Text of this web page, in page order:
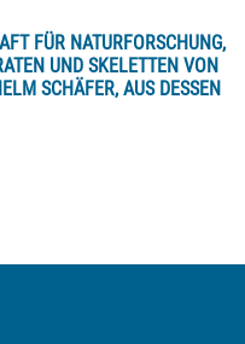
FÜR NATURFORSCHUNG,
UND SKELETTEN VON
SCHÄFER, AUS DESSEN